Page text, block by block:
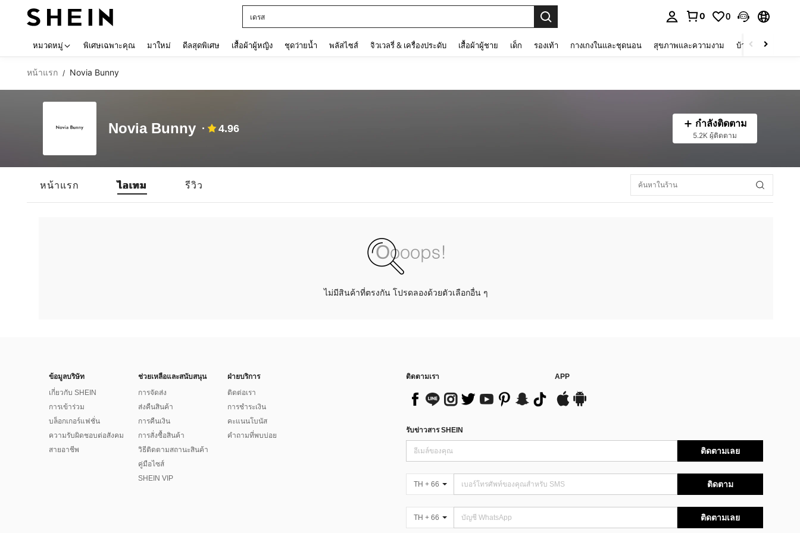
เดรส
0 0
หมวดหมู่ พิเศษเฉพาะคุณ มาใหม่ ดีลสุดพิเศษ เสื้อผ้าผู้หญิง ชุดว่ายน้ำ พลัสไซส์ จิวเวลรี่ & เครื่องประดับ เสื้อผ้าผู้ชาย เด็ก รองเท้า กางเกงในและชุดนอน สุขภาพและความงาม บ้านและที่อยู่อาศัย
หน้าแรก / Novia Bunny
Novia Bunny 4.96 กำลังติดตาม
5.2K ผู้ติดตาม
หน้าแรก ไอเทม รีวิว
ไม่มีสินค้าที่ตรงกัน โปรดลองด้วยตัวเลือกอื่น ๆ
ข้อมูลบริษัท
เกี่ยวกับ SHEIN
การเข้าร่วม
บล็อกเกอร์แฟชั่น
ความรับผิดชอบต่อสังคม
สายอาชีพ
ช่วยเหลือและสนับสนุน
การจัดส่ง
ส่งคืนสินค้า
การคืนเงิน
การสั่งซื้อสินค้า
วิธีติดตามสถานะสินค้า
คู่มือไซส์
SHEIN VIP
ฝ่ายบริการ
ติดต่อเรา
การชำระเงิน
คะแนนโบนัส
คำถามที่พบบ่อย
ติดตามเรา APP
รับข่าวสาร SHEIN
ติดตามเลย
TH + 66 ติดตาม
TH + 66 ติดตามเลย